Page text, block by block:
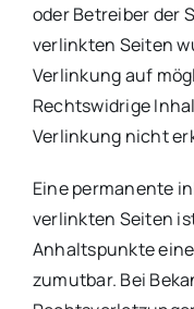
oder Betreiber der
verlinkten Seiten
Verlinkung auf
Rechtswidrige
Verlinkung nicht
Eine permanente
verlinkten Seiten
Anhaltspunkte
zumutbar. Bei